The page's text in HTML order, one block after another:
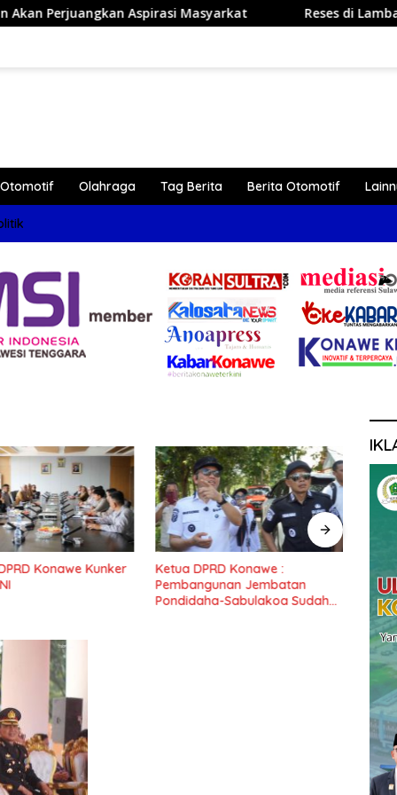
Masyarkat Reses di Lambangi, Dr. Ardin Ajak
Otomotif Olahraga Tag Berita Berita Otomotif
Konawe :
Jembatan
Dewan Konawe Terima Aspirasi
Masyarakat Pondidaha dan
Fordati